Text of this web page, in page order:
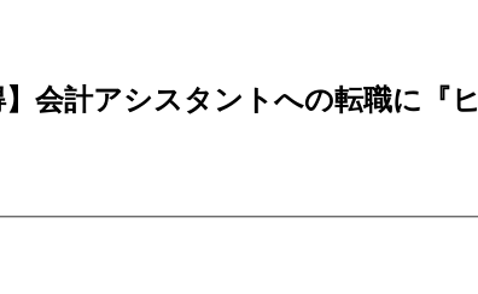
会計アシスタントへの転職に『ヒ